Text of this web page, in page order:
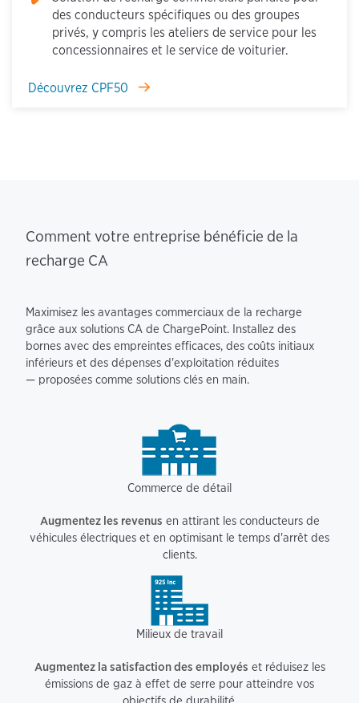
des conducteurs spécifiques ou des groupes
privés, y compris les ateliers de service pour les
concessionnaires et le service de voiturier.
Découvrez CPF50
Comment votre entreprise bénéficie de la
recharge CA
Maximisez les avantages commerciaux de la recharge
grâce aux solutions CA de ChargePoint. Installez des
bornes avec des empreintes efficaces, des coûts initiaux
inférieurs et des dépenses d'exploitation réduites
— proposées comme solutions clés en main.
Commerce de détail
Augmentez les revenus en attirant les conducteurs de
véhicules électriques et en optimisant le temps d'arrêt des
clients.
Milieux de travail
Augmentez la satisfaction des employés et réduisez les
émissions de gaz à effet de serre pour atteindre vos